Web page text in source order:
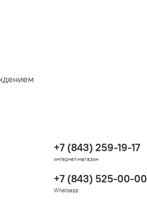
+7 (843) 259-19-17
интернет-магазин
+7 (843) 525-00-00
Whatsapp